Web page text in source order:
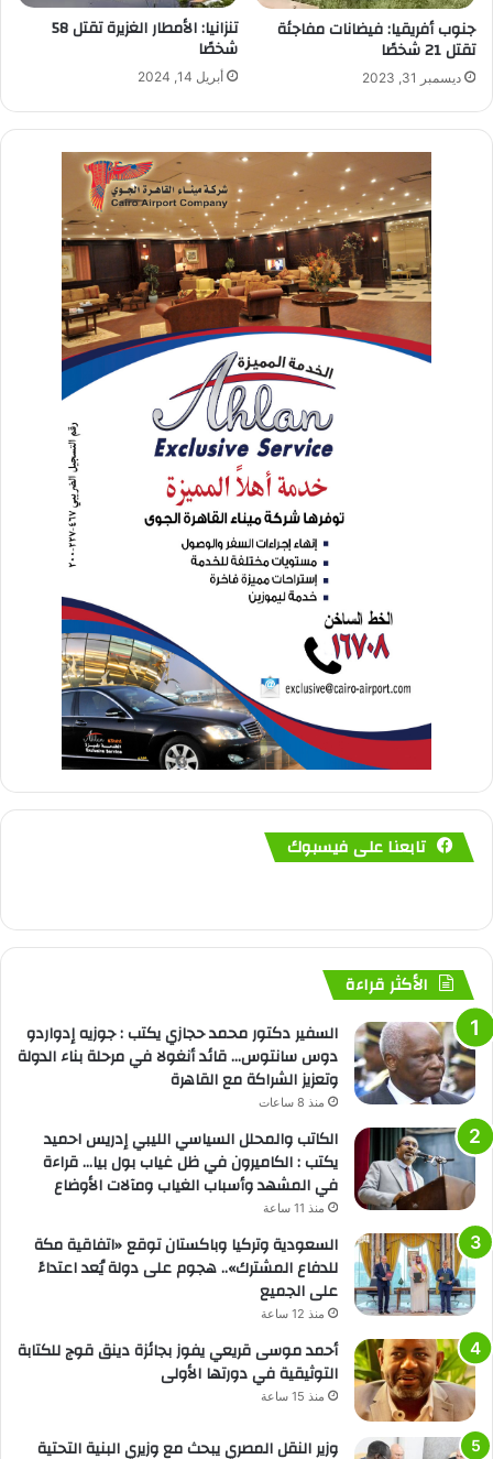
جنوب أفريقيا: فيضانات مفاجئة
تقتل 21 شخصًا
ديسمبر 31, 2023
تنزانيا: الأمطار الغزيرة تقتل 58
شخصًا
أبريل 14, 2024
تابعنا على فيسبوك
الأكثر قراءة
السفير دكتور محمد حجازي يكتب : جوزيه إدواردو
دوس سانتوس… قائد أنغولا في مرحلة بناء الدولة
وتعزيز الشراكة مع القاهرة
منذ 8 ساعات
الكاتب والمحلل السياسي الليبي إدريس احميد
يكتب : الكاميرون في ظل غياب بول بيا… قراءة
في المشهد وأسباب الغياب ومآلات الأوضاع
منذ 11 ساعة
السعودية وتركيا وباكستان توقع «اتفاقية مكة
للدفاع المشترك».. هجوم على دولة يُعد اعتداءً
على الجميع
منذ 12 ساعة
أحمد موسى قريعي يفوز بجائزة دينق قوج للكتابة
التوثيقية في دورتها الأولى
منذ 15 ساعة
وزير النقل المصري يبحث مع وزيري البنية التحتية